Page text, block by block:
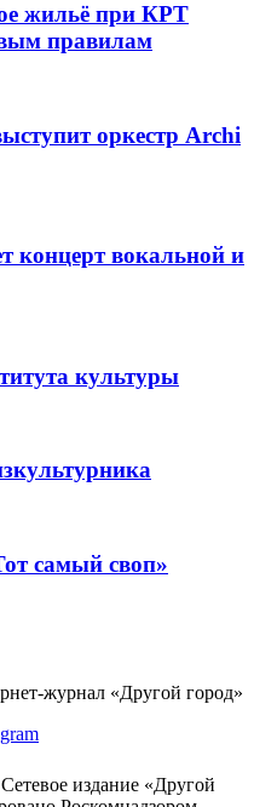
жильё при КРТ
правилам
оркестр Archi
концерт вокальной и
культуры
самый своп»
журнал «Другой город»
издание «Другой